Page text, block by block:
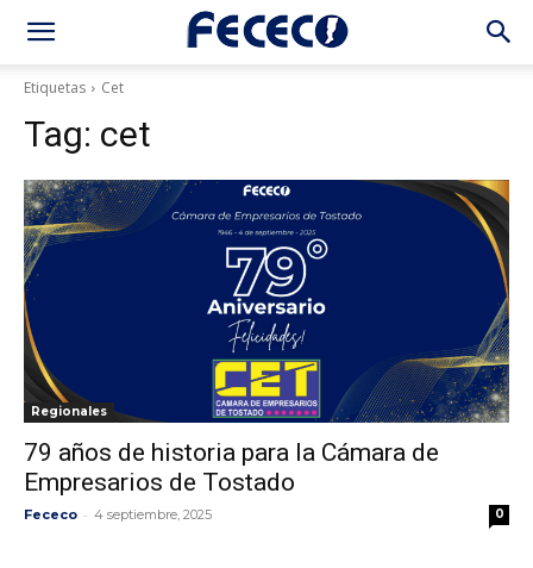
Etiquetas Cet
Tag: cet
Regionales
79 años de historia para la Cámara de
Empresarios de Tostado
Fececo - 4 septiembre, 2025 0